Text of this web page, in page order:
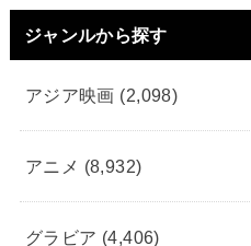
ジャンルから探す
アジア映画 (2,098)
アニメ (8,932)
グラビア (4,406)